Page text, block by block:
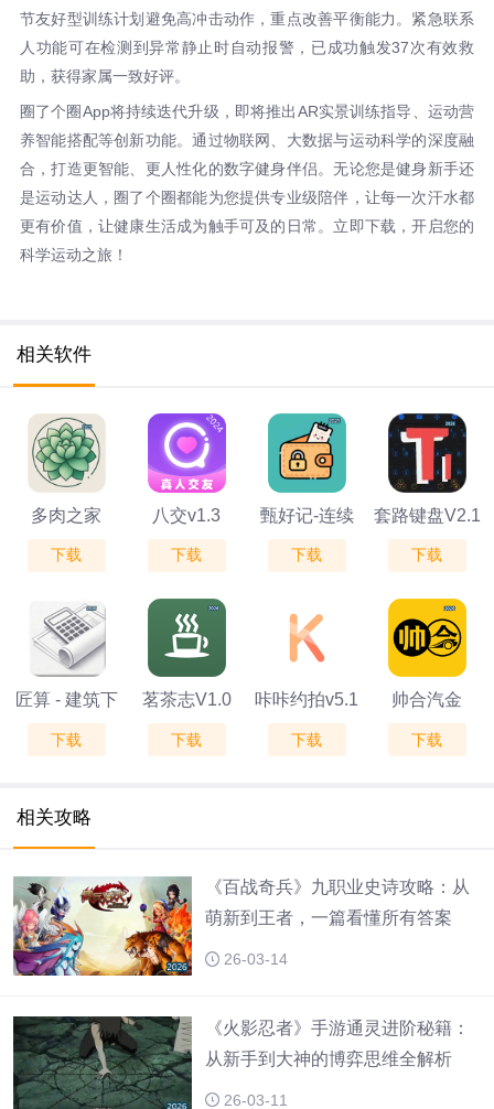
节友好型训练计划避免高冲击动作，重点改善平衡能力。紧急联系
人功能可在检测到异常静止时自动报警，已成功触发37次有效救
助，获得家属一致好评。
圈了个圈App将持续迭代升级，即将推出AR实景训练指导、运动营
养智能搭配等创新功能。通过物联网、大数据与运动科学的深度融
合，打造更智能、更人性化的数字健身伴侣。无论您是健身新手还
是运动达人，圈了个圈都能为您提供专业级陪伴，让每一次汗水都
更有价值，让健康生活成为触手可及的日常。立即下载，开启您的
科学运动之旅！
相关软件
多肉之家
V1.0.4
下载
八交v1.3
下载
甄好记-连续
记账签到开盲
下载
套路键盘V2.1
下载
匠算 - 建筑下
料计算器V1.0
下载
茗茶志V1.0
下载
咔咔约拍v5.1
下载
帅合汽金
V1.0.0
下载
相关攻略
《百战奇兵》九职业史诗攻略：从
萌新到王者，一篇看懂所有答案
26-03-14
《火影忍者》手游通灵进阶秘籍：
从新手到大神的博弈思维全解析
26-03-11